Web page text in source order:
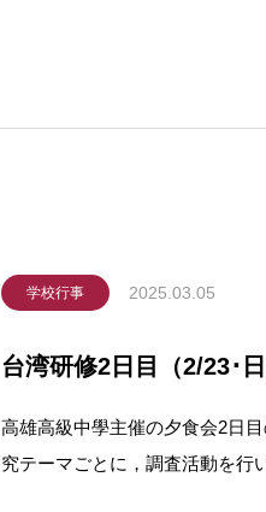
学校行事 2025.03.05
台湾研修2日目（2/23･
高雄高級中學主催の夕食会2日
究テーマごとに，調査活動